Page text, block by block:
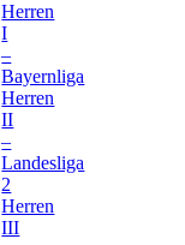
Herren
I
–
Bayernliga
Herren
II
–
Landesliga
2
Herren
III